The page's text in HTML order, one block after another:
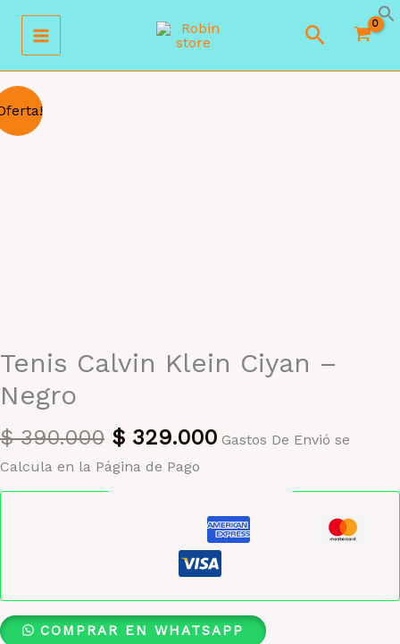
contenido
Buscar
Tenis Calvin Klein Ciyan –
Negro
$390.000 El
precio
$ 390.000.
$ 329.000El
es:
$ 329.000.
Gastos De Envió se
Calcula en la Página de Pago
COMPRAR EN WHATSAPP